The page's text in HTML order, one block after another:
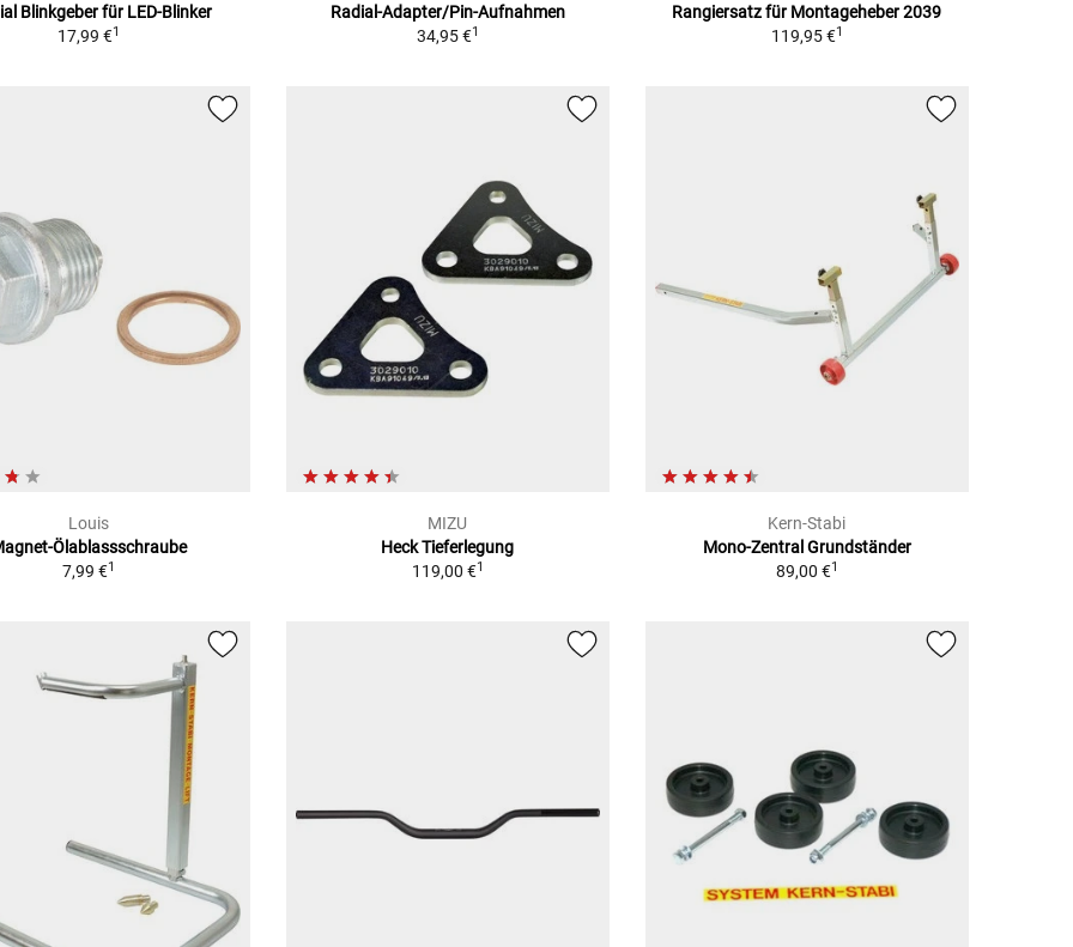
Blinkgeber für LED-Blinker
17,99 €1
Radial-Adapter/Pin-Aufnahmen
34,95 €1
Rangiersatz für Montageheber 2039
119,95 €1
Louis
Ölablassschraube
7,99 €1
MIZU
Heck Tieferlegung
119,00 €1
Kern-Stabi
Mono-Zentral Grundständer
89,00 €1